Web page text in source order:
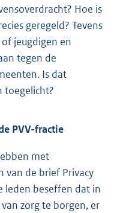
Hoe is
geregeld? Tevens
jeugdigen en
tegen de
Is dat
toegelicht?
PVV-fractie
met
van de brief Privacy
leden beseffen dat in
zorg te borgen, er